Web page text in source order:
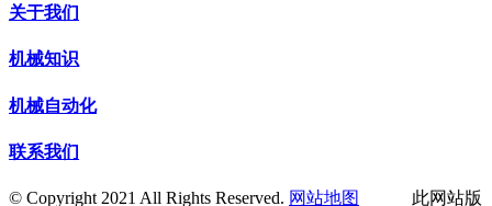
关于我们
机械知识
机械自动化
联系我们
© Copyright 2021 All Rights Reserved. 网站地图 此网站版